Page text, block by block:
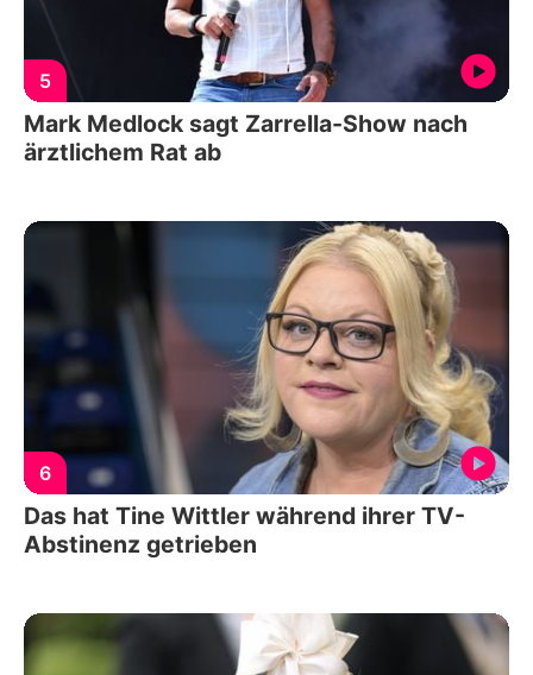
5
Mark Medlock sagt Zarrella-Show nach
ärztlichem Rat ab
6
Das hat Tine Wittler während ihrer TV-
Abstinenz getrieben